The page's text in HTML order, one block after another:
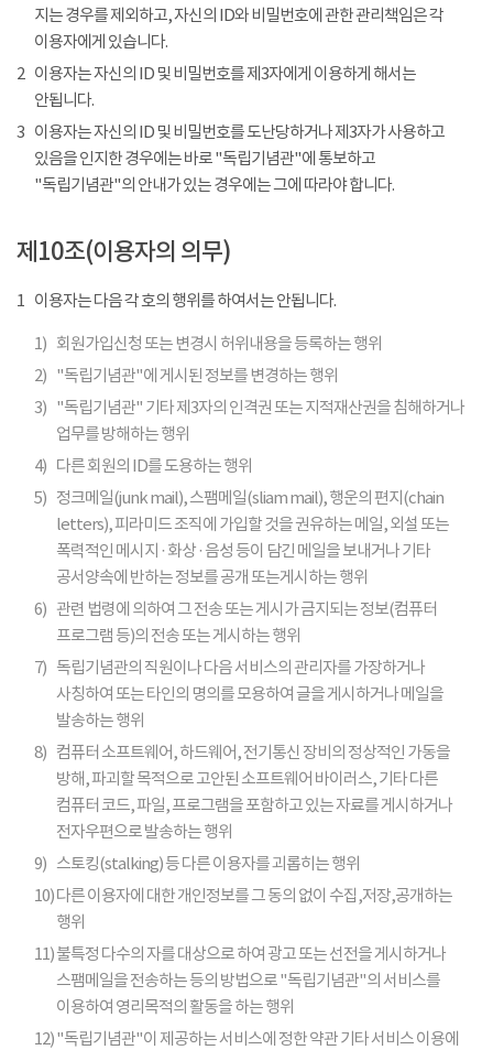
지는 경우를 제외하고, 자신의 ID와 비밀번호에 관한 관리책임은 각
이용자에게 있습니다.
2 이용자는 자신의 ID 및 비밀번호를 제3자에게 이용하게 해서는
안됩니다.
3 이용자는 자신의 ID 및 비밀번호를 도난당하거나 제3자가 사용하고
있음을 인지한 경우에는 바로 "독립기념관"에 통보하고
"독립기념관"의 안내가 있는 경우에는 그에 따라야 합니다.
제10조(이용자의 의무)
1 이용자는 다음 각 호의 행위를 하여서는 안됩니다.
1) 회원가입신청 또는 변경시 허위내용을 등록하는 행위
2) "독립기념관"에 게시된 정보를 변경하는 행위
3) "독립기념관" 기타 제3자의 인격권 또는 지적재산권을 침해하거나
업무를 방해하는 행위
4) 다른 회원의 ID를 도용하는 행위
5) 정크메일(junk mail), 스팸메일(sliam mail), 행운의 편지(chain
letters), 피라미드 조직에 가입할 것을 권유하는 메일, 외설 또는
폭력적인 메시지 · 화상 · 음성 등이 담긴 메일을 보내거나 기타
공서양속에 반하는 정보를 공개 또는게시하는 행위
6) 관련 법령에 의하여 그 전송 또는 게시가 금지되는 정보(컴퓨터
프로그램 등)의 전송 또는 게시하는 행위
7) 독립기념관의 직원이나 다음 서비스의 관리자를 가장하거나
사칭하여 또는 타인의 명의를 모용하여 글을 게시하거나 메일을
발송하는 행위
8) 컴퓨터 소프트웨어, 하드웨어, 전기통신 장비의 정상적인 가동을
방해, 파괴할 목적으로 고안된 소프트웨어 바이러스, 기타 다른
컴퓨터 코드, 파일, 프로그램을 포함하고 있는 자료를 게시하거나
전자우편으로 발송하는 행위
9) 스토킹(stalking) 등 다른 이용자를 괴롭히는 행위
10)다른 이용자에 대한 개인정보를 그 동의 없이 수집,저장,공개하는
행위
11)불특정 다수의 자를 대상으로 하여 광고 또는 선전을 게시하거나
스팸메일을 전송하는 등의 방법으로 "독립기념관"의 서비스를
이용하여 영리목적의 활동을 하는 행위
12)"독립기념관"이 제공하는 서비스에 정한 약관 기타 서비스 이용에